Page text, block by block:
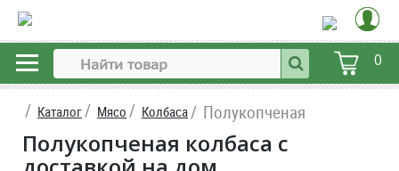
0
Каталог Мясо Колбаса Полукопченая
Полукопченая колбаса с